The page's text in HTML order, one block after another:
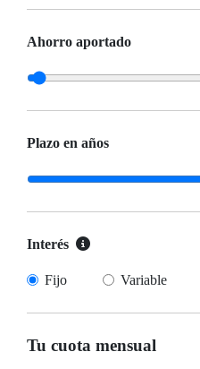
Ahorro aportado
Plazo en años
Interés
Fijo Variable
Tu cuota mensual